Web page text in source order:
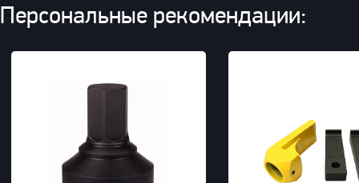
Персональные рекомендации: